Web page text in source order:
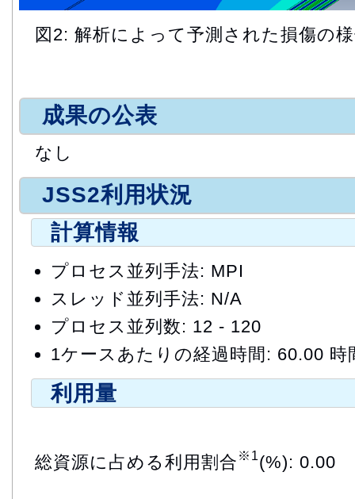
図2: 解析によって予測された損傷の
成果の公表
なし
JSS2利用状況
計算情報
プロセス並列手法: MPI
スレッド並列手法: N/A
プロセス並列数: 12 - 120
1ケースあたりの経過時間: 60.00 時
利用量
総資源に占める利用割合 ※1(%): 0.00